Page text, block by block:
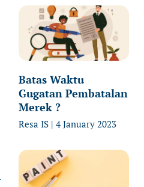
Batas Waktu
Gugatan Pembatalan
Merek ?
Resa IS 4 January 2023
PagePagePage Page